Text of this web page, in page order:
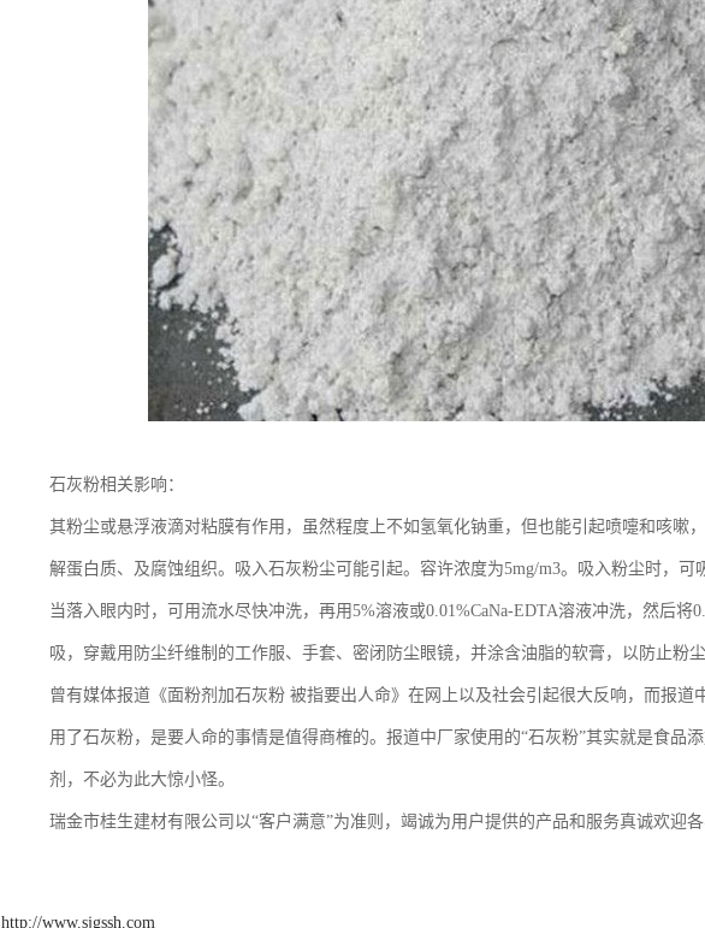
石灰粉相关影响：
其粉尘或悬浮液滴对粘膜有作用，虽然程度上不如氢氧化钠重，但也能引起喷嚏和咳嗽
解蛋白质、及腐蚀组织。吸入石灰粉尘可能引起。容许浓度为5mg/m3。吸入粉尘时，可
当落入眼内时，可用流水尽快冲洗，再用5%溶液或0.01%CaNa-EDTA溶液冲洗，然后
吸，穿戴用防尘纤维制的工作服、手套、密闭防尘眼镜，并涂含油脂的软膏，以防止粉尘
曾有媒体报道《面粉剂加石灰粉 被指要出人命》在网上以及社会引起很大反响，而报
用了石灰粉，是要人命的事情是值得商榷的。报道中厂家使用的“石灰粉”其实就是食品
剂，不必为此大惊小怪。
瑞金市桂生建材有限公司以“客户满意”为准则，竭诚为用户提供的产品和服务真诚欢迎
http://www.sjgssh.com